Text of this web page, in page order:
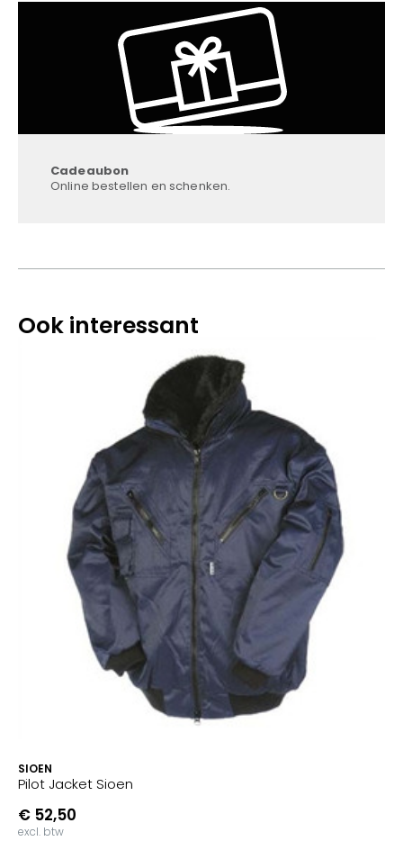
Cadeaubon
Online bestellen en schenken.
Ook interessant
SIOEN
Pilot Jacket Sioen
€ 52,50
excl. btw